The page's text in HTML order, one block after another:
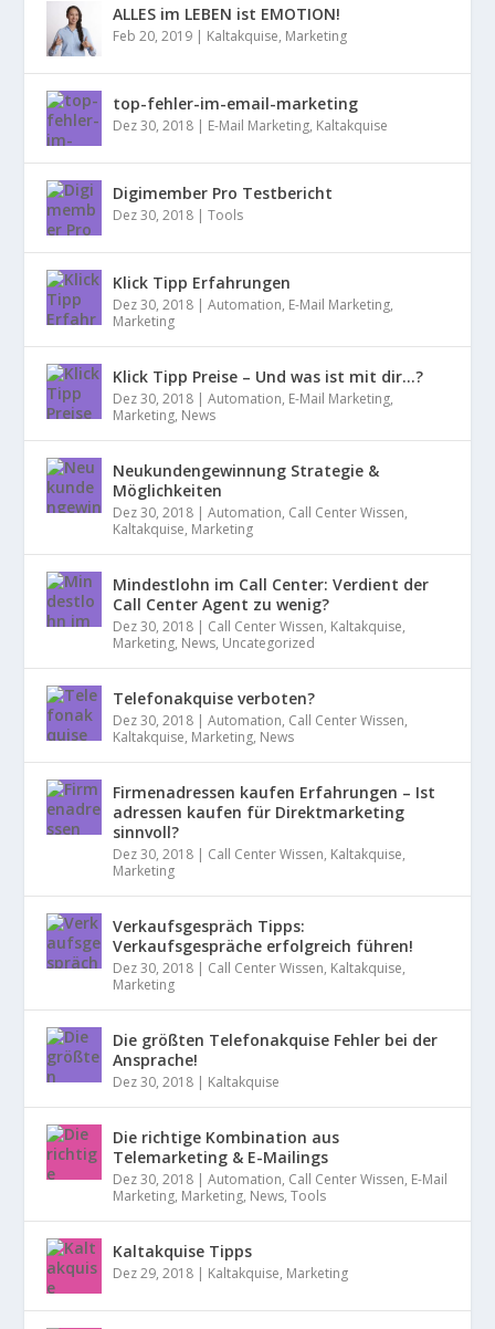
ALLES im LEBEN ist EMOTION!
Feb 20, 2019 | Kaltakquise, Marketing
top-fehler-im-email-marketing
Dez 30, 2018 | E-Mail Marketing, Kaltakquise
Digimember Pro Testbericht
Dez 30, 2018 |Tools
Klick Tipp Erfahrungen
Dez 30, 2018 |Automation, E-Mail Marketing,
Marketing
Klick Tipp Preise – Und was ist mit dir…?
Dez 30, 2018 |Automation, E-Mail Marketing,
Marketing, News
Neukundengewinnung Strategie &
Möglichkeiten
Dez 30, 2018 |Automation, Call Center Wissen,
Kaltakquise, Marketing
Mindestlohn im Call Center: Verdient der
Call Center Agent zu wenig?
Dez 30, 2018 | Call Center Wissen, Kaltakquise,
Marketing, News, Uncategorized
Telefonakquise verboten?
Dez 30, 2018 |Automation, Call Center Wissen,
Kaltakquise, Marketing, News
Firmenadressen kaufen Erfahrungen – Ist
adressen kaufen für Direktmarketing
sinnvoll?
Dez 30, 2018 | Call Center Wissen, Kaltakquise,
Marketing
Verkaufsgespräch Tipps:
Verkaufsgespräche erfolgreich führen!
Dez 30, 2018 | Call Center Wissen, Kaltakquise,
Marketing
Die größten Telefonakquise Fehler bei der
Ansprache!
Dez 30, 2018 | Kaltakquise
Die richtige Kombination aus
Telemarketing & E-Mailings
Dez 30, 2018 |Automation, Call Center Wissen, E-Mail
Marketing, Marketing, News,Tools
Kaltakquise Tipps
Dez 29, 2018 | Kaltakquise, Marketing